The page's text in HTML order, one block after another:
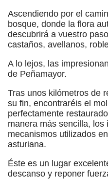
Ascendiendo por el
bosque, donde la flora
descubrirá a vuestro
castaños, avellanos,
A lo lejos, las
de Peñamayor.
Tras unos kilómetros de
su fin, encontraréis el
perfectamente
manera más sencilla, los
mecanismos utilizados
asturiana.
Éste es un lugar
descanso y reponer